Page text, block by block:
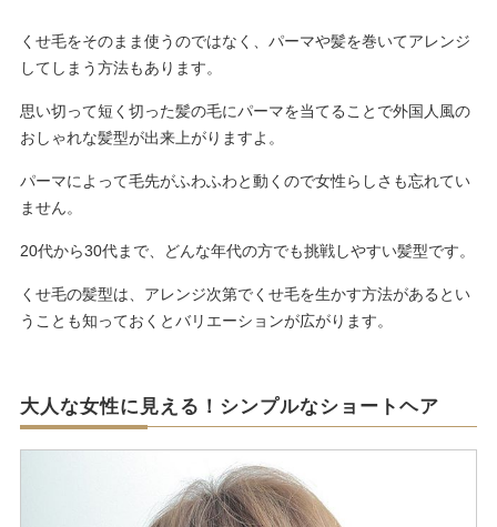
くせ毛をそのまま使うのではなく、パーマや髪を巻いてアレンジ
してしまう方法もあります。
思い切って短く切った髪の毛にパーマを当てることで外国人風の
おしゃれな髪型が出来上がりますよ。
パーマによって毛先がふわふわと動くので女性らしさも忘れてい
ません。
20代から30代まで、どんな年代の方でも挑戦しやすい髪型です。
くせ毛の髪型は、アレンジ次第でくせ毛を生かす方法があるとい
うことも知っておくとバリエーションが広がります。
大人な女性に見える！シンプルなショートヘア